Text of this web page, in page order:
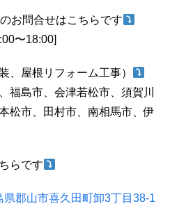
お問合せはこちらです
〜18:00]
、屋根リフォーム工事）
福島市、会津若松市、須賀川
松市、田村市、南相馬市、伊
らです
県郡山市喜久田町卸3丁目38-1